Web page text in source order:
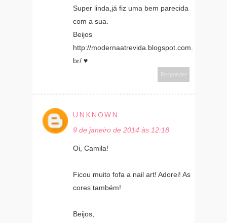
Super linda,já fiz uma bem parecida
com a sua.
Beijos
http://modernaatrevida.blogspot.com.
br/ ♥
Responder
UNKNOWN
9 de janeiro de 2014 às 12:18
Oi, Camila!
Ficou muito fofa a nail art! Adorei! As
cores também!
Beijos,